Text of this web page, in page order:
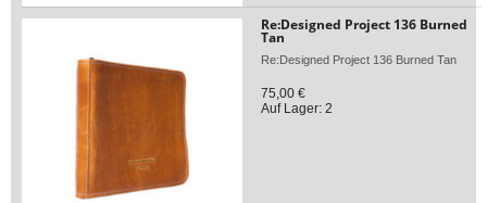
Re:Designed Project 136 Burned
Tan
Re:Designed Project 136 Burned Tan
75,00 €
Auf Lager: 2